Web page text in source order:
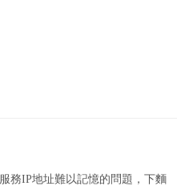
務IP地址難以記憶的問題，下麵